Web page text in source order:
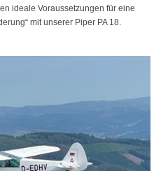
ideale Voraussetzungen für eine
mit unserer Piper PA 18.